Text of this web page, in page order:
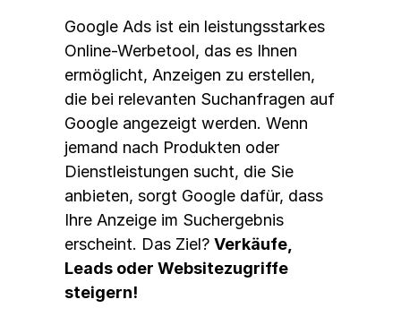
Google Ads ist ein leistungsstarkes
Online-Werbetool, das es Ihnen
ermöglicht, Anzeigen zu erstellen,
die bei relevanten Suchanfragen auf
Google angezeigt werden. Wenn
jemand nach Produkten oder
Dienstleistungen sucht, die Sie
anbieten, sorgt Google dafür, dass
Ihre Anzeige im Suchergebnis
erscheint. Das Ziel? Verkäufe,
Leads oder Websitezugriffe
steigern!